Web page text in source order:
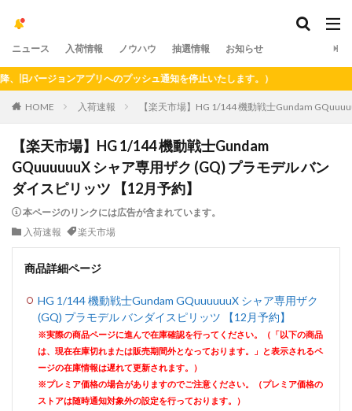
ニュース 入荷情報 ノウハウ 抽選情報 お知らせ
ジョンアプリへのプッシュ通知を停止いたします。）
HOME 入荷速報 【楽天市場】HG 1/144 機動戦士Gundam
【楽天市場】HG 1/144 機動戦士Gundam
GQuuuuuuX シャア専用ザク (GQ) プラモデル バン
ダイスピリッツ 【12月予約】
本ページのリンクには広告が含まれています。
入荷速報
楽天市場
商品詳細ページ
HG 1/144 機動戦士Gundam GQuuuuuuX シャア専用ザク
(GQ) プラモデル バンダイスピリッツ 【12月予約】
※実際の商品ページに進んで在庫確認を行ってください。（「以下の商品
は、現在在庫切れまたは販売期間外となっております。」と表示されるペ
ージの在庫情報は遅れて更新されます。）
※プレミア価格の場合がありますのでご注意ください。（プレミア価格の
ストアは随時通知対象外の設定を行っております。）